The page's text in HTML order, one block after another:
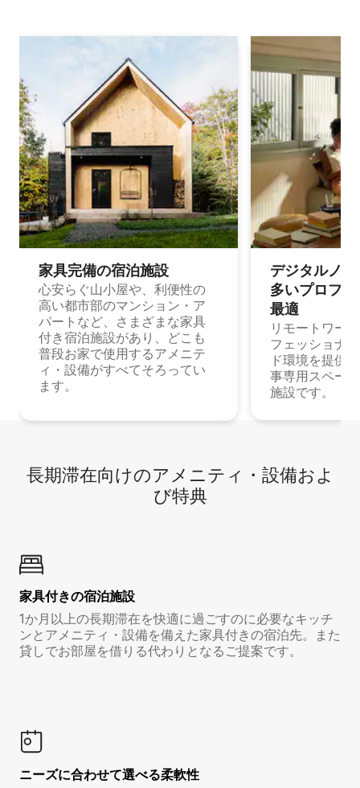
家具完備の宿⁠泊⁠施⁠設
心安らぐ山小屋や、利便性の
高い都市部のマンション・ア
パートなど、さまざまな家具
付き宿泊施設があり、どこも
普段お家で使用するアメニテ
ィ・設備がすべてそろってい
ます。
デジタルノ
多⁠いプ⁠ロ⁠フ⁠
最⁠適
リモートワー
フェッショナ
ド環境を提供
事専用スペー
施設です。
長期滞在向け⁠のア⁠メ⁠ニ⁠テ⁠ィ⁠・設⁠備⁠およ
び特⁠典
家具付き⁠の宿⁠泊⁠施⁠設
1か月以上の長期滞在を快適に過ごすのに必要なキッチ
ンとアメニティ・設備を備えた家具付きの宿泊先。また
貸しでお部屋を借りる代わりとなるご提案です。
ニーズに合わせて選べる柔軟性